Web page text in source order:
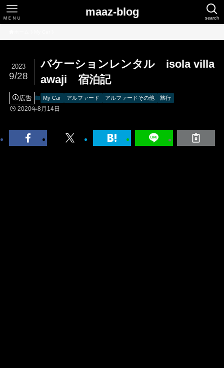
maaz-blog search
ＭＥＮＵ
バケーションレンタル isola villa
awaji 宿泊記
2023
9/28
広告 My Car アルファード アルファードその他 旅行
2020年8月14日